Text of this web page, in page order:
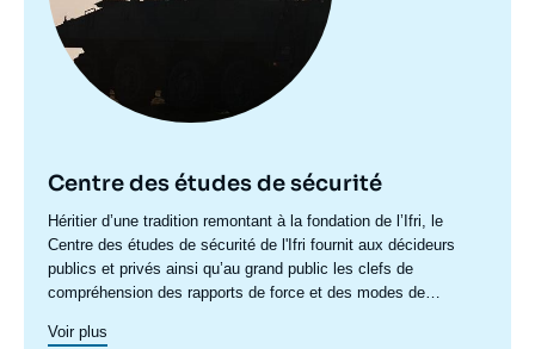
Centre des études de sécurité
Accroche
centre
Héritier d’une tradition remontant à la fondation de l’Ifri, le
Centre des études de sécurité de l'Ifri fournit aux décideurs
publics et privés ainsi qu’au grand public les clefs de
compréhension des rapports de force et des modes de
à la jointure du politique et de l’opérationnel, la crédibilité de
Voir plus